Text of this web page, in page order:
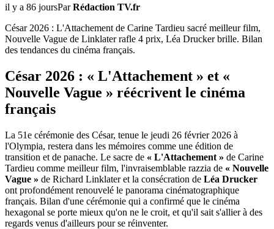
il y a 86 joursParRédaction TV.fr
César 2026 : L'Attachement de Carine Tardieu sacré meilleur film,
Nouvelle Vague de Linklater rafle 4 prix, Léa Drucker brille. Bilan
des tendances du cinéma français.
César 2026 : « L'Attachement » et «
Nouvelle Vague » réécrivent le cinéma
français
La 51e cérémonie des César, tenue le jeudi 26 février 2026 à
l'Olympia, restera dans les mémoires comme une édition de
transition et de panache. Le sacre de « L'Attachement » de Carine
Tardieu comme meilleur film, l'invraisemblable razzia de « Nouvelle
Vague » de Richard Linklater et la consécration de Léa Drucker
ont profondément renouvelé le panorama cinématographique
français. Bilan d'une cérémonie qui a confirmé que le cinéma
hexagonal se porte mieux qu'on ne le croit, et qu'il sait s'allier à des
regards venus d'ailleurs pour se réinventer.